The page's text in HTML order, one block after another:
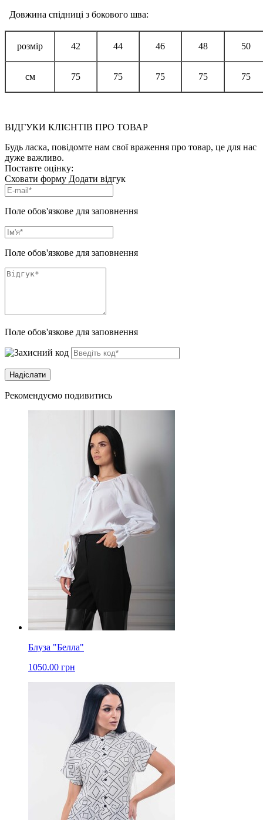
Довжина спідниці з бокового шва:
розмір 42 44 46 48 50
см 75 75 75 75 75
ВІДГУКИ КЛІЄНТІВ ПРО ТОВАР
Будь ласка, повідомте нам свої враження про товар, це для нас
дуже важливо.
Поставте оцінку:
Сховати форму Додати відгук
Поле обов'язкове для заповнення
Поле обов'язкове для заповнення
Поле обов'язкове для заповнення
Рекомендуємо подивитись
Блуза "Белла"
1050.00 грн